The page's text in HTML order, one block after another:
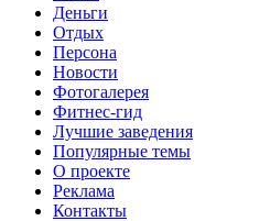
Деньги
Отдых
Персона
Новости
Фотогалерея
Фитнес-гид
Лучшие заведения
Популярные темы
О проекте
Реклама
Контакты